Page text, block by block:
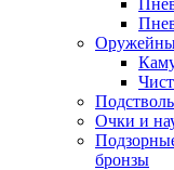
Очки и
бронзы